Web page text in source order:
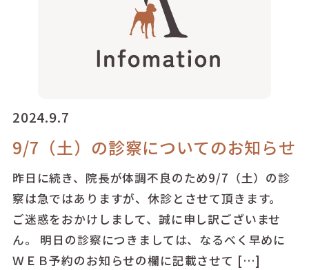
2024.9.7
9/7（土）の診察についてのお知らせ
昨日に続き、院長が体調不良のため9/7（土）の診
察は急ではありますが、休診とさせて頂きます。
ご迷惑をおかけしまして、誠に申し訳ございませ
ん。 明日の診察につきましては、なるべく早めに
ＷＥＢ予約のお知らせの欄に記載させて […]